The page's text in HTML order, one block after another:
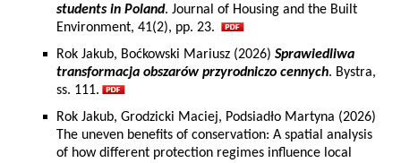
students in Poland. Journal of Housing and the Built
Environment, 41(2), pp. 23.
Rok Jakub, Boćkowski Mariusz (2026) Sprawiedliwa
transformacja obszarów przyrodniczo cennych. Bystra,
ss. 111.
Rok Jakub, Grodzicki Maciej, Podsiadło Martyna (2026)
The uneven benefits of conservation: A spatial analysis
of how different protection regimes influence local